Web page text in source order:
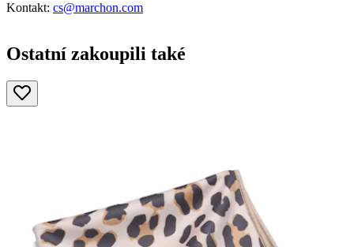
Kontakt: cs@marchon.com
Ostatní zakoupili také